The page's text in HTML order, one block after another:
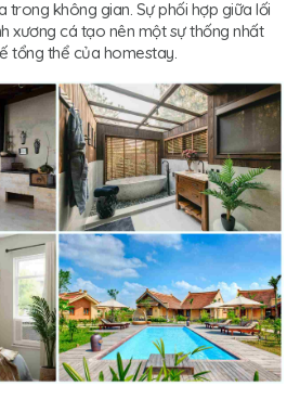
trong không gian. Sự phối hợp giữa lối
xương cá tạo nên một sự thống nhất
tổng thể của homestay.